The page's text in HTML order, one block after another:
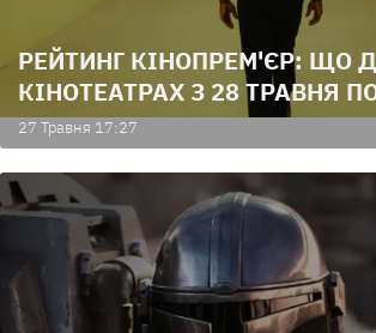
РЕЙТИНГ КІНОПРЕМ'ЄР: ЩО
КІНОТЕАТРАХ З 28 ТРАВНЯ
27 Травня 17:27